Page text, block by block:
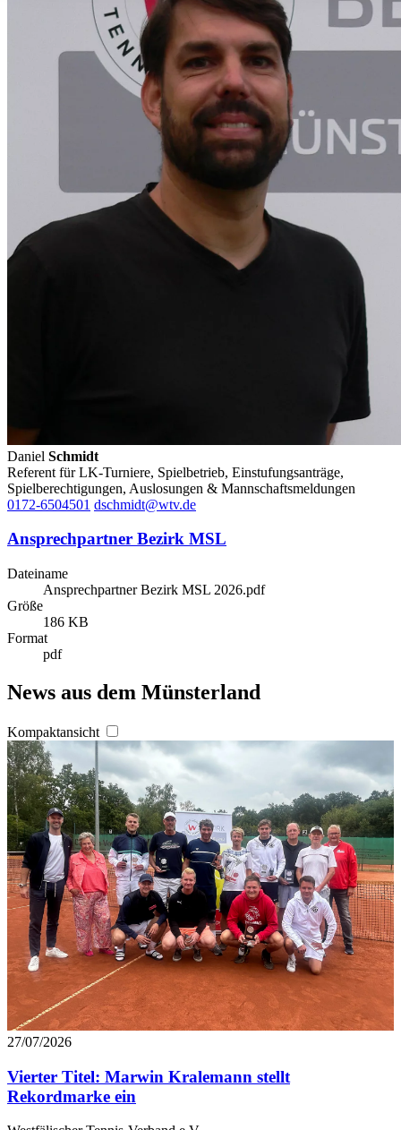
ihnen bereitgestellt haben oder die sie im Rahmen Ihrer
gesammelt haben. Die
Cookie-Einstellungen
Footer aufgerufen und angepasst werden.
Daniel Schmidt
Referent für LK-Turniere, Spielbetrieb, Einstufungsanträge,
Spielberechtigungen, Auslosungen & Mannschaftsmeldungen
0172-6504501 dschmidt@wtv.de
Ansprechpartner Bezirk MSL
Dateiname
Ansprechpartner Bezirk MSL 2026.pdf
Größe
186 KB
Format
pdf
News aus dem Münsterland
Kompaktansicht
27/07/2026
Vierter Titel: Marwin Kralemann stellt
Rekordmarke ein